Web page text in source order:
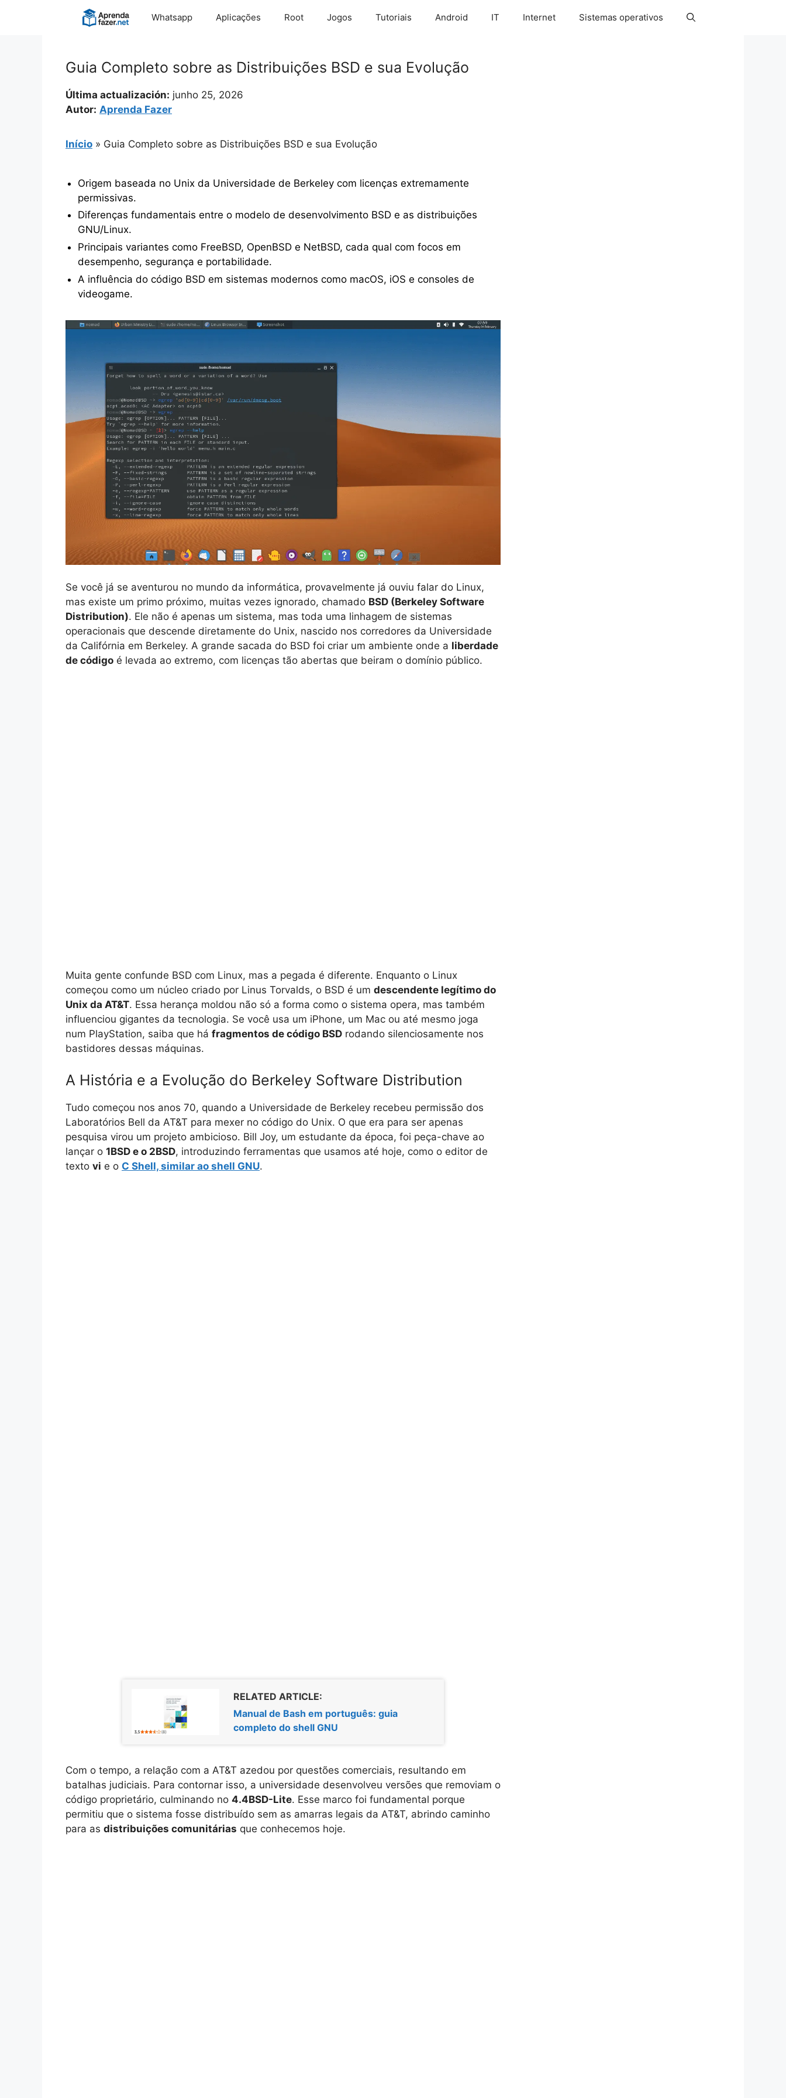
Whatsapp Aplicações Root Jogos Tutoriais Android IT Internet Sistemas operativos
Guia Completo sobre as Distribuições BSD e sua Evolução
Última actualización: junho 25, 2026
Autor: Aprenda Fazer
Início » Guia Completo sobre as Distribuições BSD e sua Evolução
Origem baseada no Unix da Universidade de Berkeley com licenças extremamente
permissivas.
Diferenças fundamentais entre o modelo de desenvolvimento BSD e as distribuições
GNU/Linux.
Principais variantes como FreeBSD, OpenBSD e NetBSD, cada qual com focos em
desempenho, segurança e portabilidade.
A influência do código BSD em sistemas modernos como macOS, iOS e consoles de
videogame.
Se você já se aventurou no mundo da informática, provavelmente já ouviu falar do Linux,
mas existe um primo próximo, muitas vezes ignorado, chamado BSD (Berkeley Software
Distribution). Ele não é apenas um sistema, mas toda uma linhagem de sistemas
operacionais que descende diretamente do Unix, nascido nos corredores da Universidade
da Califórnia em Berkeley. A grande sacada do BSD foi criar um ambiente onde a liberdade
de código é levada ao extremo, com licenças tão abertas que beiram o domínio público.
Muita gente confunde BSD com Linux, mas a pegada é diferente. Enquanto o Linux
começou como um núcleo criado por Linus Torvalds, o BSD é um descendente legítimo do
Unix da AT&T. Essa herança moldou não só a forma como o sistema opera, mas também
influenciou gigantes da tecnologia. Se você usa um iPhone, um Mac ou até mesmo joga
num PlayStation, saiba que há fragmentos de código BSD rodando silenciosamente nos
bastidores dessas máquinas.
A História e a Evolução do Berkeley Software Distribution
Tudo começou nos anos 70, quando a Universidade de Berkeley recebeu permissão dos
Laboratórios Bell da AT&T para mexer no código do Unix. O que era para ser apenas
pesquisa virou um projeto ambicioso. Bill Joy, um estudante da época, foi peça-chave ao
lançar o 1BSD e o 2BSD, introduzindo ferramentas que usamos até hoje, como o editor de
texto vi e o C Shell, similar ao shell GNU.
RELATED ARTICLE:
Manual de Bash em português: guia
completo do shell GNU
Com o tempo, a relação com a AT&T azedou por questões comerciais, resultando em
batalhas judiciais. Para contornar isso, a universidade desenvolveu versões que removiam o
código proprietário, culminando no 4.4BSD-Lite. Esse marco foi fundamental porque
permitiu que o sistema fosse distribuído sem as amarras legais da AT&T, abrindo caminho
para as distribuições comunitárias que conhecemos hoje.